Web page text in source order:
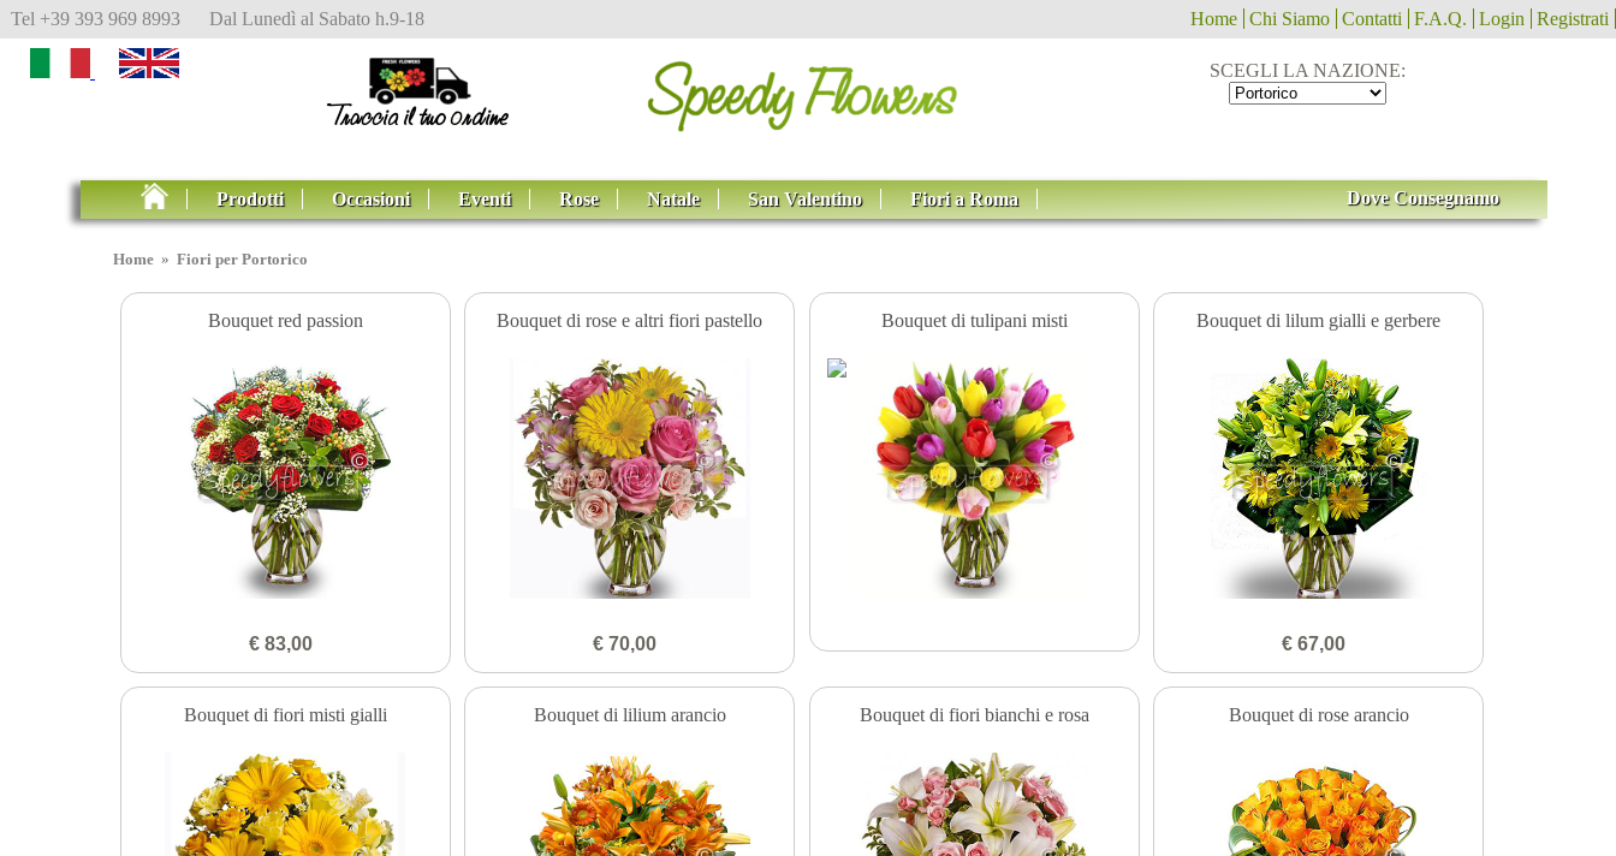
Tel +39 393 969 8993 Dal Lunedì al Sabato h.9-18 Home Chi Siamo Contatti F.A.Q. Login Registrati
SCEGLI LA NAZIONE:
Prodotti Occasioni Eventi Rose Natale San Valentino Fiori a Roma Dove Consegnamo
Home »Fiori per Portorico
Bouquet red passion
€ 83,00
Bouquet di rose e altri fiori pastello
€ 70,00
Bouquet di tulipani misti Bouquet di lilum gialli e gerbere
€ 67,00
Bouquet di fiori misti gialli Bouquet di lilium arancio Bouquet di fiori bianchi e rosa Bouquet di rose arancio